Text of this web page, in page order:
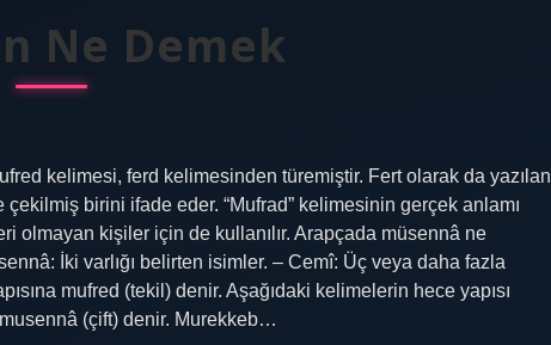
Ne Demek
kelimesi, ferd kelimesinden türemiştir. Fert olarak da yazılan
birini ifade eder. “Mufrad” kelimesinin gerçek anlamı
olmayan kişiler için de kullanılır. Arapçada müsennâ ne
İki varlığı belirten isimler. – Cemî: Üç veya daha fazla
mufred (tekil) denir. Aşağıdaki kelimelerin hece yapısı
musennâ (çift) denir. Murekkeb…